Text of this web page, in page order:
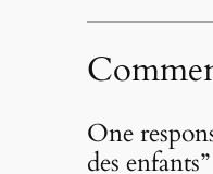
One
des enfants”